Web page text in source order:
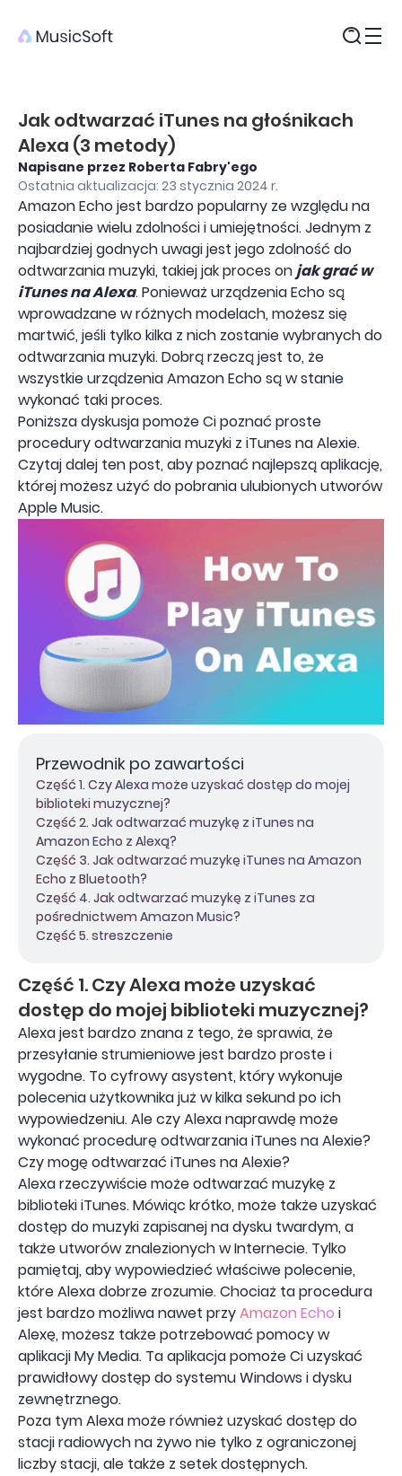
Jak odtwarzać iTunes na głośnikach
Alexa (3 metody)
Napisane przez Roberta Fabry'ego
Ostatnia aktualizacja: 23 stycznia 2024 r.
Amazon Echo jest bardzo popularny ze względu na
posiadanie wielu zdolności i umiejętności. Jednym z
najbardziej godnych uwagi jest jego zdolność do
odtwarzania muzyki, takiej jak proces onjak grać w
iTunes na Alexa. Ponieważ urządzenia Echo są
wprowadzane w różnych modelach, możesz się
martwić, jeśli tylko kilka z nich zostanie wybranych do
odtwarzania muzyki. Dobrą rzeczą jest to, że
wszystkie urządzenia Amazon Echo są w stanie
wykonać taki proces.
Poniższa dyskusja pomoże Ci poznać proste
procedury odtwarzania muzyki z iTunes na Alexie.
Czytaj dalej ten post, aby poznać najlepszą aplikację,
której możesz użyć do pobrania ulubionych utworów
Apple Music.
Przewodnik po zawartości
Część 1. Czy Alexa może uzyskać dostęp do mojej
biblioteki muzycznej?
Część 2. Jak odtwarzać muzykę z iTunes na
Amazon Echo z Alexą?
Część 3. Jak odtwarzać muzykę iTunes na Amazon
Echo z Bluetooth?
Część 4. Jak odtwarzać muzykę z iTunes za
pośrednictwem Amazon Music?
Część 5. streszczenie
Część 1. Czy Alexa może uzyskać
dostęp do mojej biblioteki muzycznej?
Alexa jest bardzo znana z tego, że sprawia, że ​​
przesyłanie strumieniowe jest bardzo proste i
wygodne. To cyfrowy asystent, który wykonuje
polecenia użytkownika już w kilka sekund po ich
wypowiedzeniu. Ale czy Alexa naprawdę może
wykonać procedurę odtwarzania iTunes na Alexie?
Czy mogę odtwarzać iTunes na Alexie?
Alexa rzeczywiście może odtwarzać muzykę z
biblioteki iTunes. Mówiąc krótko, może także uzyskać
dostęp do muzyki zapisanej na dysku twardym, a
także utworów znalezionych w Internecie. Tylko
pamiętaj, aby wypowiedzieć właściwe polecenie,
które Alexa dobrze zrozumie. Chociaż ta procedura
jest bardzo możliwa nawet przyAmazon Echo i
Alexę, możesz także potrzebować pomocy w
aplikacji My Media. Ta aplikacja pomoże Ci uzyskać
prawidłowy dostęp do systemu Windows i dysku
zewnętrznego.
Poza tym Alexa może również uzyskać dostęp do
stacji radiowych na żywo nie tylko z ograniczonej
liczby stacji, ale także z setek dostępnych.